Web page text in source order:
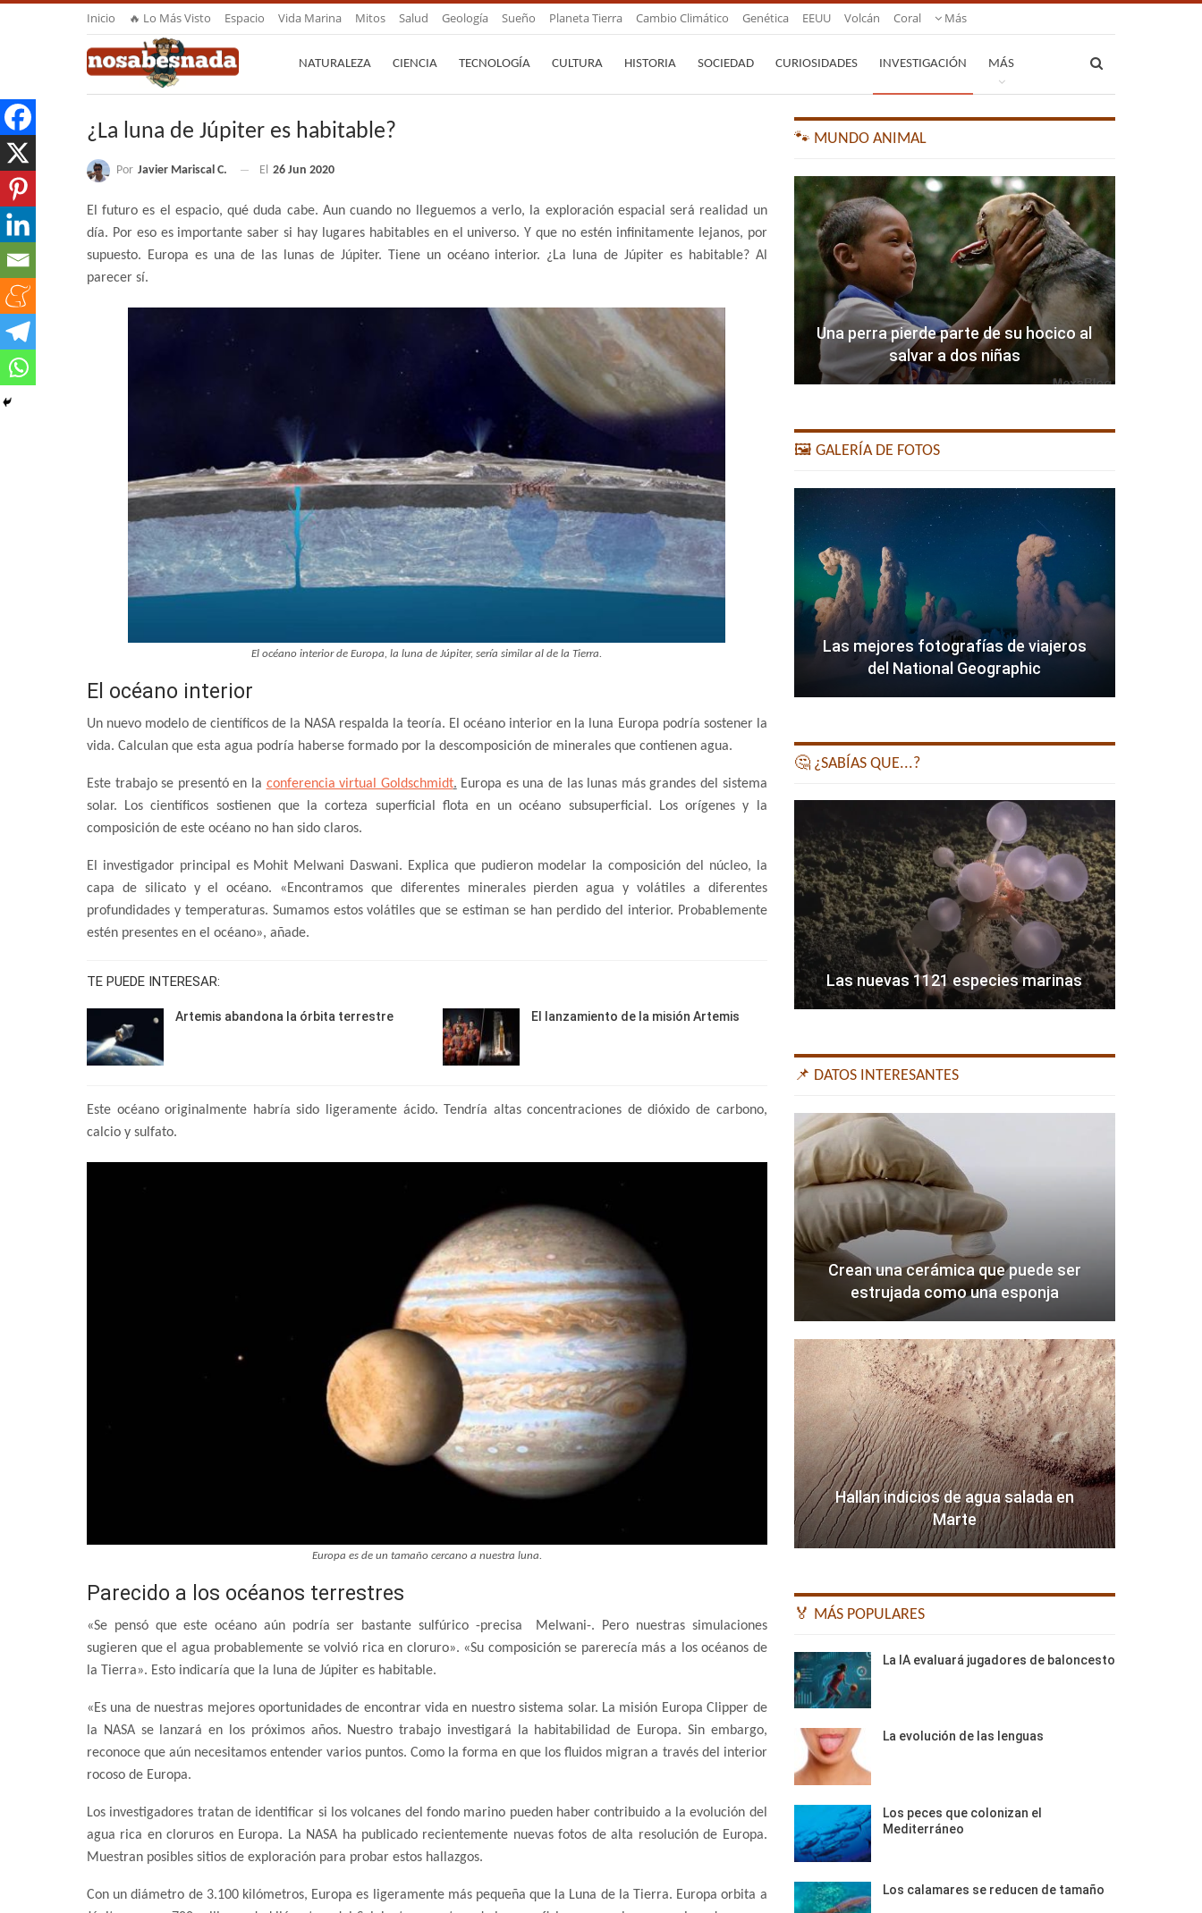
Inicio 🔥 Lo Más Visto Espacio Vida Marina Mitos Salud Geología Sueño Planeta Tierra Cambio Climático Genética EEUU Volcán Coral Más
NATURALEZA CIENCIA TECNOLOGÍA CULTURA HISTORIA SOCIEDAD CURIOSIDADES INVESTIGACIÓN MÁS
¿La luna de Júpiter es habitable?
Por Javier Mariscal C. El 26 Jun 2020
El futuro es el espacio, qué duda cabe. Aun cuando no lleguemos a verlo, la exploración espacial será realidad un
día. Por eso es importante saber si hay lugares habitables en el universo. Y que no estén infinitamente lejanos, por
supuesto. Europa es una de las lunas de Júpiter. Tiene un océano interior. ¿La luna de Júpiter es habitable? Al
parecer sí.
El océano interior de Europa, la luna de Júpiter, sería similar al de la Tierra.
El océano interior
Un nuevo modelo de científicos de la NASA respalda la teoría. El océano interior en la luna Europa podría sostener la
vida. Calculan que esta agua podría haberse formado por la descomposición de minerales que contienen agua.
Este trabajo se presentó en la conferencia virtual Goldschmidt. Europa es una de las lunas más grandes del sistema
solar. Los científicos sostienen que la corteza superficial flota en un océano subsuperficial. Los orígenes y la
composición de este océano no han sido claros.
El investigador principal es Mohit Melwani Daswani. Explica que pudieron modelar la composición del núcleo, la
capa de silicato y el océano. «Encontramos que diferentes minerales pierden agua y volátiles a diferentes
profundidades y temperaturas. Sumamos estos volátiles que se estiman se han perdido del interior. Probablemente
estén presentes en el océano», añade.
TE PUEDE INTERESAR:
Artemis abandona la órbita terrestre El lanzamiento de la misión Artemis
Este océano originalmente habría sido ligeramente ácido. Tendría altas concentraciones de dióxido de carbono,
calcio y sulfato.
Europa es de un tamaño cercano a nuestra luna.
Parecido a los océanos terrestres
«Se pensó que este océano aún podría ser bastante sulfúrico -precisa Melwani-. Pero nuestras simulaciones
sugieren que el agua probablemente se volvió rica en cloruro». «Su composición se parerecía más a los océanos de
la Tierra». Esto indicaría que la luna de Júpiter es habitable.
«Es una de nuestras mejores oportunidades de encontrar vida en nuestro sistema solar. La misión Europa Clipper de
la NASA se lanzará en los próximos años. Nuestro trabajo investigará la habitabilidad de Europa. Sin embargo,
reconoce que aún necesitamos entender varios puntos. Como la forma en que los fluidos migran a través del interior
rocoso de Europa.
Los investigadores tratan de identificar si los volcanes del fondo marino pueden haber contribuido a la evolución del
agua rica en cloruros en Europa. La NASA ha publicado recientemente nuevas fotos de alta resolución de Europa.
Muestran posibles sitios de exploración para probar estos hallazgos.
Con un diámetro de 3.100 kilómetros, Europa es ligeramente más pequeña que la Luna de la Tierra. Europa orbita a
🐾 MUNDO ANIMAL
Una perra pierde parte de su hocico al
salvar a dos niñas
🖼️ GALERÍA DE FOTOS
Las mejores fotografías de viajeros
del National Geographic
🤔 ¿SABÍAS QUE...?
Las nuevas 1121 especies marinas
📌 DATOS INTERESANTES
Crean una cerámica que puede ser
estrujada como una esponja
Hallan indicios de agua salada en
Marte
🏅 MÁS POPULARES
La IA evaluará jugadores de baloncesto
La evolución de las lenguas
Los peces que colonizan el
Mediterráneo
Los calamares se reducen de tamaño